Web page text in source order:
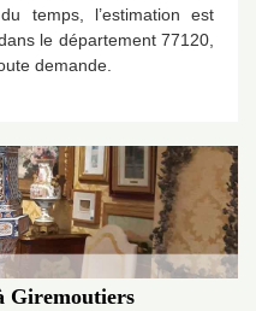
temps, l’estimation est
le département 77120,
demande.
Giremoutiers